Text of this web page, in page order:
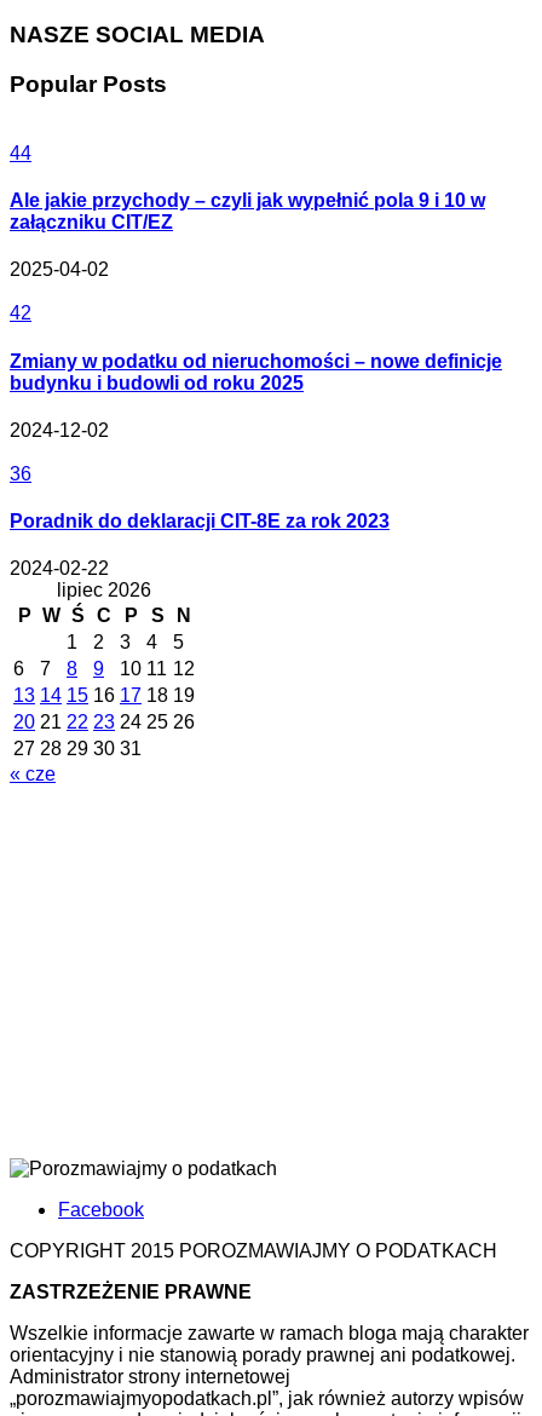
NASZE SOCIAL MEDIA
Popular Posts
44
Ale jakie przychody – czyli jak wypełnić pola 9 i 10 w
załączniku CIT/EZ
2025-04-02
42
Zmiany w podatku od nieruchomości – nowe definicje
budynku i budowli od roku 2025
2024-12-02
36
Poradnik do deklaracji CIT-8E za rok 2023
2024-02-22
lipiec 2026
P W Ś C P S
N
1
2 3 4
5
6
7 8 9 10 11 12
13 14 15 16 17 18 19
20 21 22 23 24 25 26
27 28 29 30 31
« cze
Facebook
COPYRIGHT 2015 POROZMAWIAJMY O PODATKACH
ZASTRZEŻENIE PRAWNE
Wszelkie informacje zawarte w ramach bloga mają charakter
orientacyjny i nie stanowią porady prawnej ani podatkowej.
Administrator strony internetowej
„porozmawiajmyopodatkach.pl”, jak również autorzy wpisów